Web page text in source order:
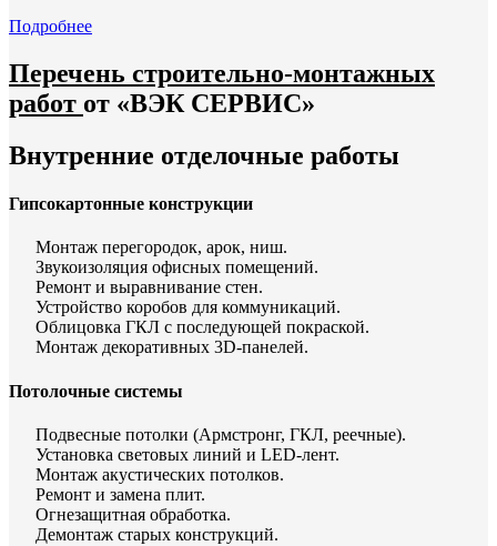
Подробнее
Перечень строительно-монтажных
работ от «ВЭК СЕРВИС»
Внутренние отделочные работы
Гипсокартонные конструкции
Монтаж перегородок, арок, ниш.
Звукоизоляция офисных помещений.
Ремонт и выравнивание стен.
Устройство коробов для коммуникаций.
Облицовка ГКЛ с последующей покраской.
Монтаж декоративных 3D-панелей.
Потолочные системы
Подвесные потолки (Армстронг, ГКЛ, реечные).
Установка световых линий и LED-лент.
Монтаж акустических потолков.
Ремонт и замена плит.
Огнезащитная обработка.
Демонтаж старых конструкций.